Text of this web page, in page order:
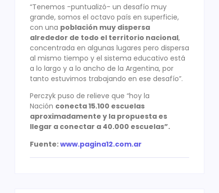
“Tenemos -puntualizó- un desafío muy
grande, somos el octavo país en superficie,
con una población muy dispersa
alrededor de todo el territorio nacional,
concentrada en algunas lugares pero dispersa
al mismo tiempo y el sistema educativo está
a lo largo y a lo ancho de la Argentina, por
tanto estuvimos trabajando en ese desafío”.
Perczyk puso de relieve que “hoy la
Nación conecta 15.100 escuelas
aproximadamente y la propuesta es
llegar a conectar a 40.000 escuelas”.
Fuente:www.pagina12.com.ar